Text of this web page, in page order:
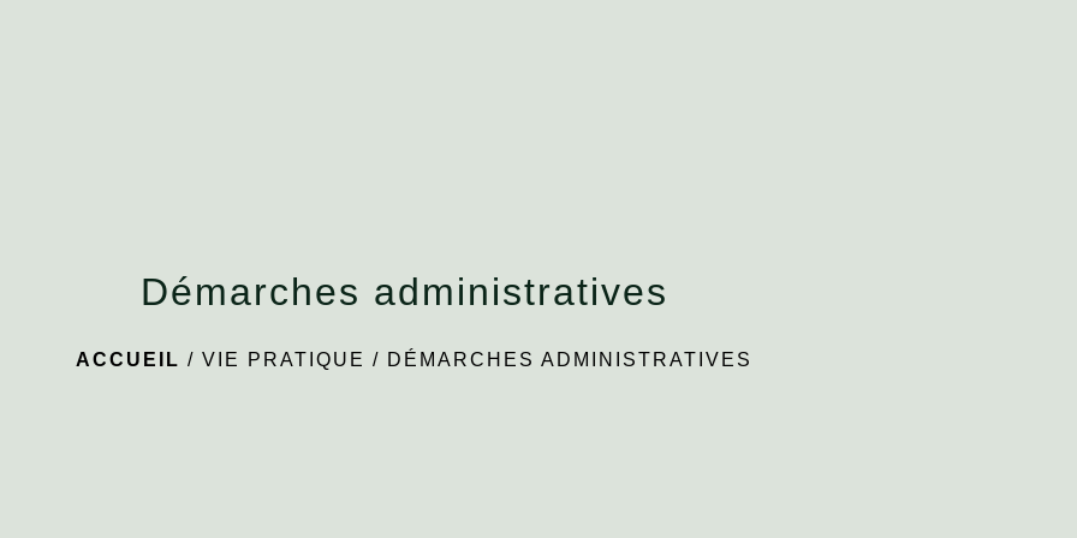
Démarches administratives
ACCUEIL /VIE PRATIQUE / DÉMARCHES ADMINISTRATIVES